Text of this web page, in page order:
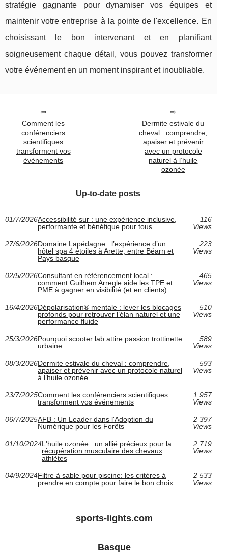
stratégie gagnante pour dynamiser vos équipes et
maintenir votre entreprise à la pointe de l'excellence. En
choisissant le bon intervenant et en planifiant
soigneusement chaque détail, vous pouvez transformer
votre événement en un moment inspirant et inoubliable.
Comment les
conférenciers
scientifiques
transforment vos
événements
Dermite estivale du
cheval : comprendre,
apaiser et prévenir
avec un protocole
naturel à l’huile
ozonée
Up-to-date posts
01/7/2026Accessibilité sur : une expérience inclusive,
performante et bénéfique pour tous
116
Views
27/6/2026Domaine Lapédagne : l’expérience d’un
hôtel spa 4 étoiles à Arette, entre Béarn et
Pays basque
223
Views
02/5/2026Consultant en référencement local :
comment Guilhem Arregle aide les TPE et
PME à gagner en visibilité (et en clients)
465
Views
16/4/2026Dépolarisation® mentale : lever les blocages
profonds pour retrouver l’élan naturel et une
performance fluide
510
Views
25/3/2026Pourquoi scooter lab attire passion trottinette
urbaine
589
Views
08/3/2026Dermite estivale du cheval : comprendre,
apaiser et prévenir avec un protocole naturel
à l’huile ozonée
593
Views
23/7/2025Comment les conférenciers scientifiques
transforment vos événements
1 957
Views
06/7/2025AFB : Un Leader dans l'Adoption du
Numérique pour les Forêts
2 397
Views
01/10/2024L'huile ozonée : un allié précieux pour la
récupération musculaire des chevaux
athlètes
2 719
Views
04/9/2024Filtre à sable pour piscine: les critères à
prendre en compte pour faire le bon choix
2 533
Views
sports-lights.com
Basque